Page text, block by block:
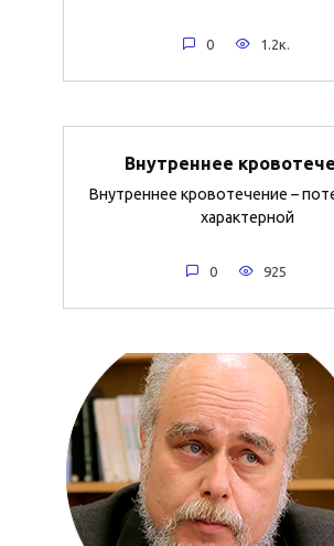
0 1.2к.
Внутреннее
Внутреннее кровотечение –
характерной
0 925